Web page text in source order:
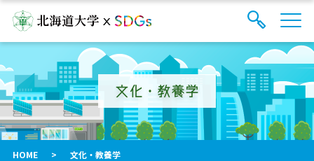
索
フ
ォ
ー
を
開
閉
イ
ト
内
メ
ニ
ュ
ー
文化・教養学
HOME > 文化・教養学